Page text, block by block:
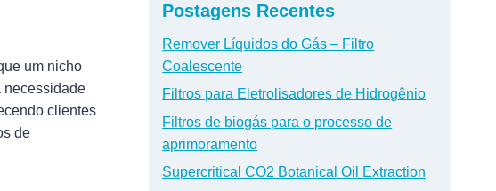
um nicho
necessidade
clientes
de
Postagens Recentes
Remover Líquidos do Gás – Filtro
Coalescente
Filtros para Eletrolisadores de Hidrogênio
Filtros de biogás para o processo de
aprimoramento
Supercritical CO2 Botanical Oil Extraction